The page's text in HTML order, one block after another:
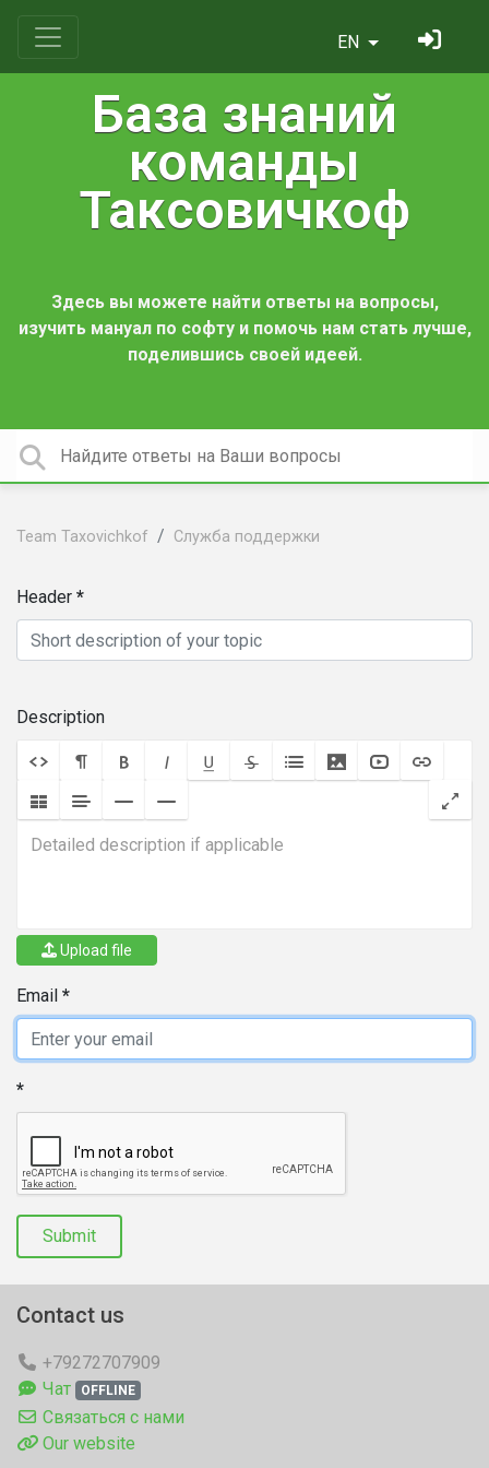
EN
База знаний
команды
Таксовичкоф
Здесь вы можете найти ответы на вопросы,
изучить мануал по софту и помочь нам стать лучше,
поделившись своей идеей.
Team Taxovichkof Служба поддержки
Header
Description
Upload file
Email
Submit
Contact us
+79272707909
Чат
OFFLINE
Связаться с нами
Our website